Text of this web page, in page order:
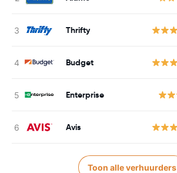
Thrifty
Budget
Enterprise
Avis
Toon alle verhuurders